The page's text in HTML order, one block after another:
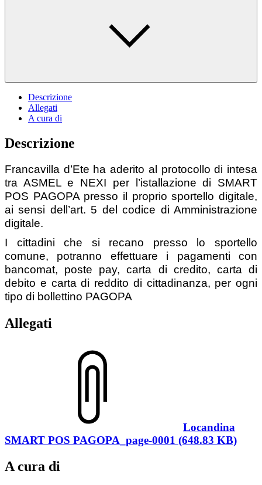
Descrizione
Allegati
A cura di
Descrizione
Francavilla d’Ete ha aderito al protocollo di intesa
tra ASMEL e NEXI per l’istallazione di SMART
POS PAGOPA presso il proprio sportello digitale,
ai sensi dell’art. 5 del codice di Amministrazione
digitale.
I cittadini che si recano presso lo sportello
comune, potranno effettuare i pagamenti con
bancomat, poste pay, carta di credito, carta di
debito e carta di reddito di cittadinanza, per ogni
tipo di bollettino PAGOPA
Allegati
Locandina
SMART POS PAGOPA_page-0001 (648.83 KB)
A cura di